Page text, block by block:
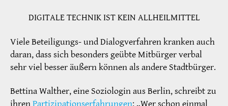
DIGITALE TECHNIK IST KEIN ALLHEILMITTEL
Viele Beteiligungs- und Dialogverfahren kranken auch
daran, dass sich besonders geübte Mitbürger verbal
sehr viel besser äußern können als andere Stadtbürger.
Bettina Walther, eine Soziologin aus Berlin, schreibt zu